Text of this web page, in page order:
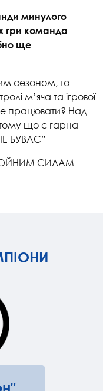
минулого
гри команда
ще
сезоном, то
м’яча та ігрової
працювати? Над
що є гарна
БУВАЄ”
СИЛАМ